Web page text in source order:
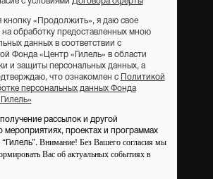
кнопку «Продолжить», я даю свое
на обработку предоставленных мною
данных в соответствии с
Фонда «Центр «Гилель» в области
и защиты персональных данных, а
что ознакомлен с
Политикой
персональных данных Фонда
рассылок и другой
проектах и программах
Внимание! Без Вашего согласия мы
Вас об актуальных событиях в